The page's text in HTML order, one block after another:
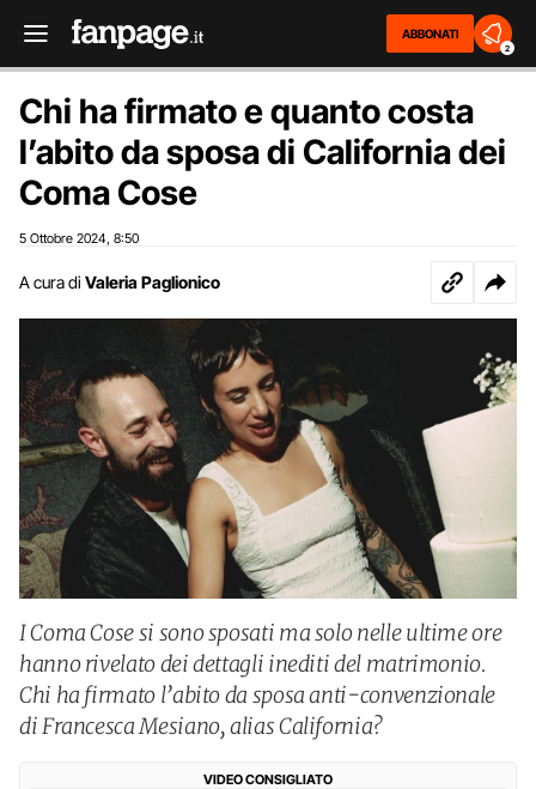
ABBONATI
2
Chi ha firmato e quanto costa
l’abito da sposa di California dei
Coma Cose
5 Ottobre 2024 8:50
A cura di Valeria Paglionico
I Coma Cose si sono sposati ma solo nelle ultime ore
hanno rivelato dei dettagli inediti del matrimonio.
Chi ha firmato l’abito da sposa anti-convenzionale
di Francesca Mesiano, alias California?
VIDEO CONSIGLIATO